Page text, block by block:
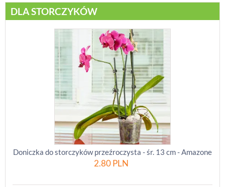
DLA STORCZYKÓW
Doniczka do storczyków przeźroczysta - śr. 13 cm - Amazone
2.80 PLN